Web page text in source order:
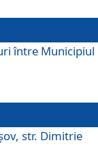
între Municipiul
str. Dimitrie